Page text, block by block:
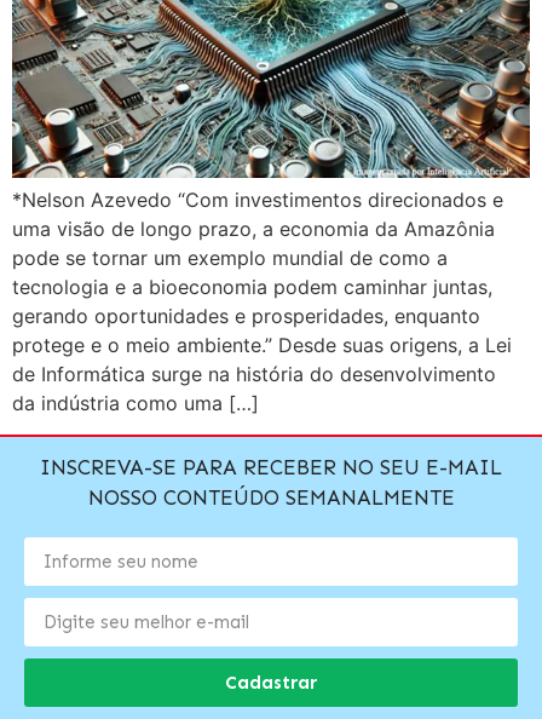
*Nelson Azevedo “Com investimentos direcionados e
uma visão de longo prazo, a economia da Amazônia
pode se tornar um exemplo mundial de como a
tecnologia e a bioeconomia podem caminhar juntas,
gerando oportunidades e prosperidades, enquanto
protege e o meio ambiente.” Desde suas origens, a Lei
de Informática surge na história do desenvolvimento
da indústria como uma […]
INSCREVA-SE PARA RECEBER NO SEU E-MAIL
NOSSO CONTEÚDO SEMANALMENTE
Cadastrar